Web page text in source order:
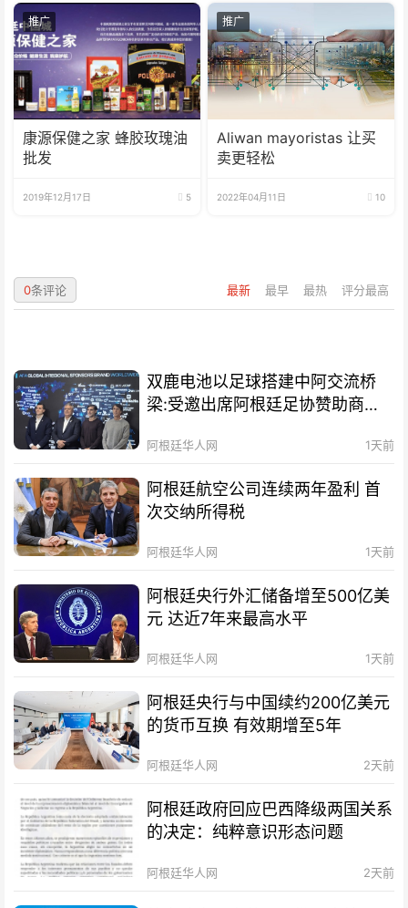
推广
康源保健之家 蜂胶玫瑰油
批发
2019年12月17日 5
推广
Aliwan mayoristas 让买
卖更轻松
2022年04月11日 10
最新 最早 最热 评分最高
0条评论
双鹿电池以足球搭建中阿交流桥
梁:受邀出席阿根廷足协赞助商招
阿根廷华人网 1天前
阿根廷航空公司连续两年盈利 首
次交纳所得税
阿根廷华人网 1天前
阿根廷央行外汇储备增至500亿美
元 达近7年来最高水平
阿根廷华人网 1天前
阿根廷央行与中国续约200亿美元
的货币互换 有效期增至5年
阿根廷华人网 2天前
阿根廷政府回应巴西降级两国关系
的决定：纯粹意识形态问题
阿根廷华人网 2天前